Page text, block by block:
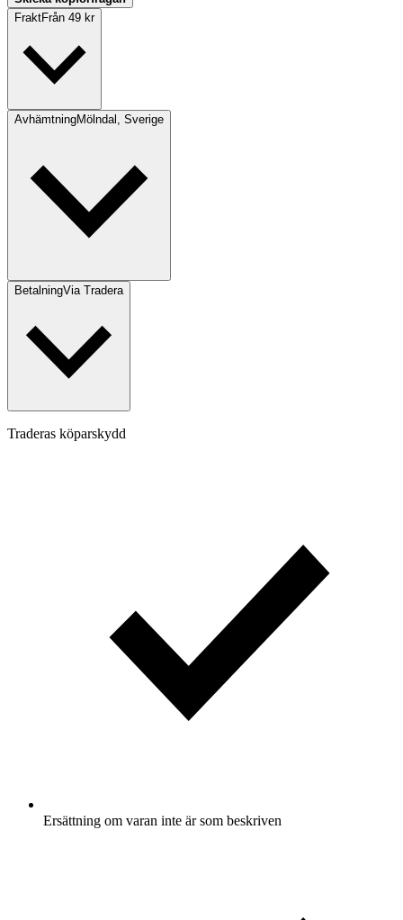
FraktFrån 49 kr
AvhämtningMölndal, Sverige
BetalningVia Tradera
Traderas köparskydd
Ersättning om varan inte är som beskriven